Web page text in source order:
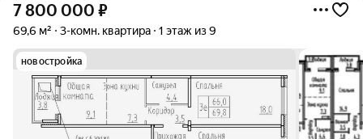
7 800 000 ₽
69,6 м² 3-комн. квартира 1 этаж из 9
новостройка